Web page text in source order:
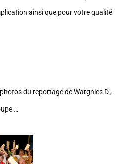
ainsi que pour votre qualité
du reportage de Wargnies D.,
…